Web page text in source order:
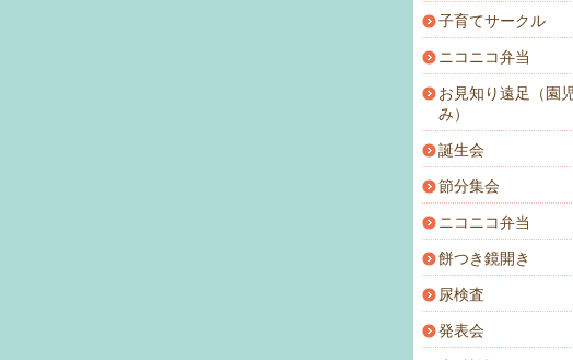
子育てサークル
ニコニコ弁当
お見知り遠足（園
み）
誕生会
節分集会
ニコニコ弁当
餅つき鏡開き
尿検査
発表会